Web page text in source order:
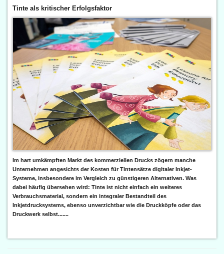
Tinte als kritischer Erfolgsfaktor
Im hart umkämpften Markt des kommerziellen Drucks zögern manche
Unternehmen angesichts der Kosten für Tintensätze digitaler Inkjet-
Systeme, insbesondere im Vergleich zu günstigeren Alternativen. Was
dabei häufig übersehen wird: Tinte ist nicht einfach ein weiteres
Verbrauchsmaterial, sondern ein integraler Bestandteil des
Inkjetdrucksystems, ebenso unverzichtbar wie die Druckköpfe oder das
Druckwerk selbst.......